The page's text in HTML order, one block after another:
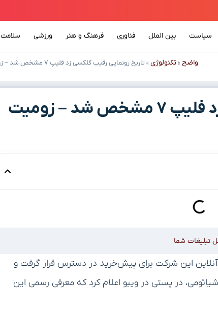
سیاست بین الملل فناوری فرهنگ و هنر ورزشی سلامت
واضح »تکنولوژی » تاریخ رونمایی رقیب گلکسی زد فلیپ ۷ مشخص شد – زومیت
– زومیت
تبلیغات شما
در فروشگاه آنلاین این شرکت برای پیش‌خرید در دسترس قرار گرفت و
در پستی در ویبو اعلام کرد که معرفی رسمی این